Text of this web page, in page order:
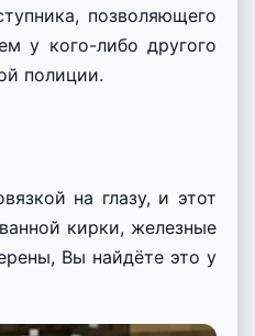
позволяющего
у кого-либо другого
полиции.
на глазу, и этот
кирки, железные
Вы найдёте это у